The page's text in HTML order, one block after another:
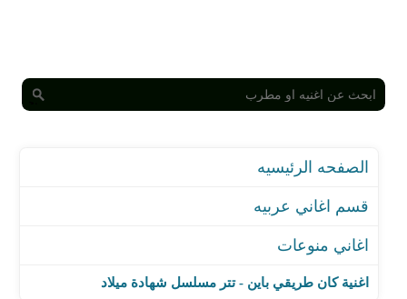
قسم اغاني عربيه
اغنية كان طريقي باين - تتر مسلسل شهادة ميلاد
اغنية كان طريقي باين - تتر مسلسل شهادة ميلاد
اغنية ياسر العيسى - البنك
اغنية علي جاسم - تره تره